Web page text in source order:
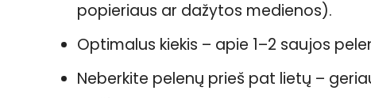
popieriaus ar dažytos medienos).
Optimalus kiekis – apie 1–2 saujos
Neberkite pelenų prieš pat lietų –